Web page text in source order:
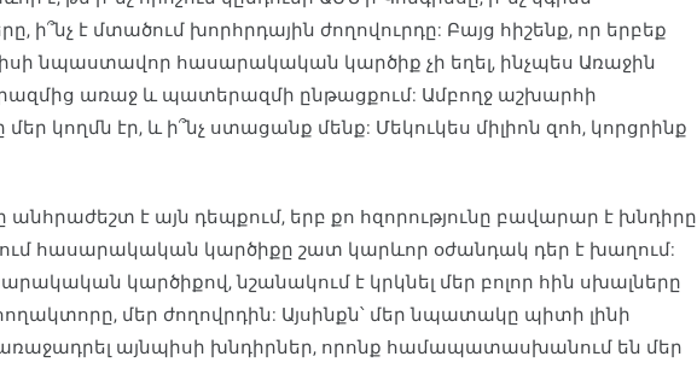
ի՞նչ է մտածում խորհրդային ժողովուրդը: Բայց հիշենք, որ երբեք
նպաստավոր հասարակական կարծիք չի եղել, ինչպես Առաջին
առաջ և պատերազմի ընթացքում: Ամբողջ աշխարհի
կողմն էր, և ի՞նչ ստացանք մենք: Մեկուկես միլիոն զոհ, կորցրինք
է այն դեպքում, երբ քո հզորությունը բավարար է խնդիրը
հասարակական կարծիքը շատ կարևոր օժանդակ դեր է խաղում:
կարծիքով, նշանակում է կրկնել մեր բոլոր հին սխալները
մեր ժողովրդին: Այսինքն՝ մեր նպատակը պիտի լինի
այնպիսի խնդիրներ, որոնք համապատասխանում են մեր